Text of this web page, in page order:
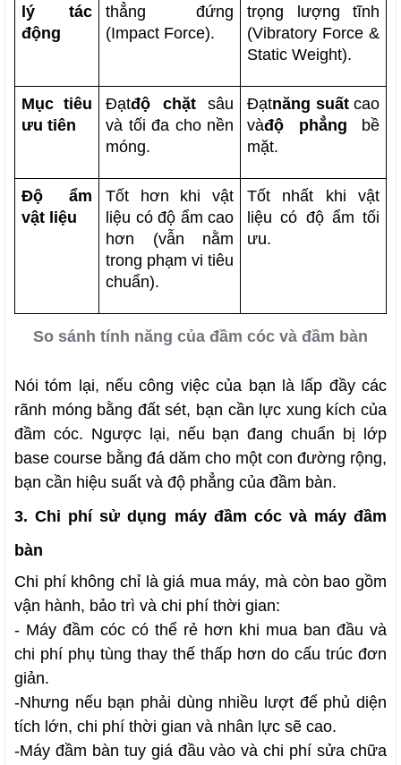
So sánh tính năng của đầm cóc và đầm bàn
lý tác
động
thẳng đứng
(Impact Force).
trọng lượng tĩnh
(Vibratory Force &
Static Weight).
Mục tiêu
ưu tiên
Đạtđộ chặt sâu
và tối đa cho nền
móng.
Đạtnăng suất cao
vàđộ phẳng bề
mặt.
Độ ẩm
vật liệu
Tốt hơn khi vật
liệu có độ ẩm cao
hơn (vẫn nằm
trong phạm vi tiêu
chuẩn).
Tốt nhất khi vật
liệu có độ ẩm tối
ưu.
Nói tóm lại, nếu công việc của bạn là lấp đầy các
rãnh móng bằng đất sét, bạn cần lực xung kích của
đầm cóc. Ngược lại, nếu bạn đang chuẩn bị lớp
base course bằng đá dăm cho một con đường rộng,
bạn cần hiệu suất và độ phẳng của đầm bàn.
3. Chi phí sử dụng máy đầm cóc và máy đầm
bàn
Chi phí không chỉ là giá mua máy, mà còn bao gồm
vận hành, bảo trì và chi phí thời gian:
- Máy đầm cóc có thể rẻ hơn khi mua ban đầu và
chi phí phụ tùng thay thế thấp hơn do cấu trúc đơn
giản.
-Nhưng nếu bạn phải dùng nhiều lượt để phủ diện
tích lớn, chi phí thời gian và nhân lực sẽ cao.
-Máy đầm bàn tuy giá đầu vào và chi phí sửa chữa